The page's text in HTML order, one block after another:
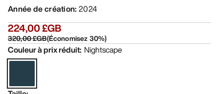
Année de création: 2024
224,00 £GB
320,00 £GB(Économisez30%)
Couleur à prix réduit: Nightscape